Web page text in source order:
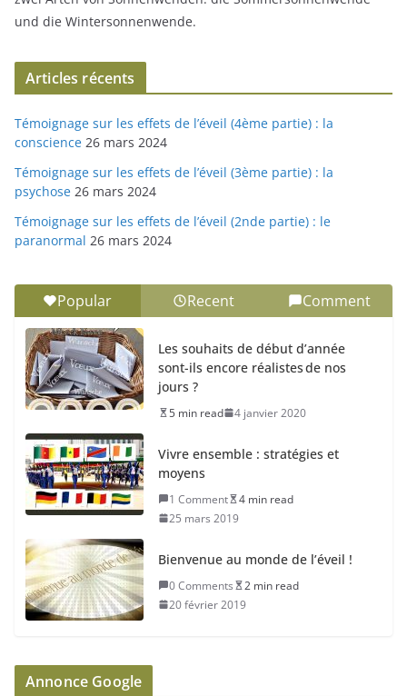
und die Wintersonnenwende.
Articles récents
Témoignage sur les effets de l’éveil (4ème partie) : la
conscience 26 mars 2024
Témoignage sur les effets de l’éveil (3ème partie) : la
psychose 26 mars 2024
Témoignage sur les effets de l’éveil (2nde partie) : le
paranormal 26 mars 2024
Popular Recent Comment
Les souhaits de début d’année
sont-ils encore réalistes de nos
jours ?
5 min read 4 janvier 2020
Vivre ensemble : stratégies et
moyens
1 Comment
4 min read
25 mars 2019
Bienvenue au monde de l’éveil !
0 Comments
2 min read
20 février 2019
Annonce Google